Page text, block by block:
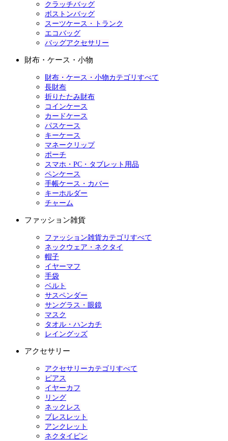
クラッチバッグ
ボストンバッグ
スーツケース・トランク
エコバッグ
バッグアクセサリー
財布・ケース・小物
財布・ケース・小物カテゴリすべて
長財布
折りたたみ財布
コインケース
カードケース
パスケース
キーケース
マネークリップ
ポーチ
スマホ・PC・タブレット用品
ペンケース
手帳ケース・カバー
キーホルダー
チャーム
ファッション雑貨
ファッション雑貨カテゴリすべて
ネックウェア・ネクタイ
帽子
イヤーマフ
手袋
ベルト
サスペンダー
サングラス・眼鏡
マスク
タオル・ハンカチ
レイングッズ
アクセサリー
アクセサリーカテゴリすべて
ピアス
イヤーカフ
リング
ネックレス
ブレスレット
アンクレット
ネクタイピン